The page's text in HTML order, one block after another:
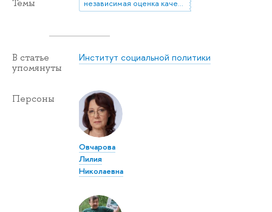
Темы независимая оценка качества
В статье
упомянуты
Институт социальной политики
Персоны
Овчарова
Лилия
Николаевна